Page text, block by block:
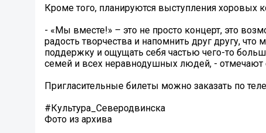
Кроме того, планируются выступления хоровых
- «Мы вместе!» – это не просто концерт, это
радость творчества и напомнить друг другу,
поддержку и ощущать себя частью чего-то
семей и всех неравнодушных людей, - отмечают
Пригласительные билеты можно заказать по
#Культура_Северодвинска
Фото из архива